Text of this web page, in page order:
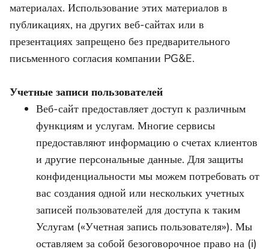
материалах. Использование этих материалов в
публикациях, на других веб-сайтах или в
презентациях запрещено без предварительного
письменного согласия компании PG&E.
Учетные записи пользователей
Веб-сайт предоставляет доступ к различным
функциям и услугам. Многие сервисы
предоставляют информацию о счетах клиентов
и другие персональные данные. Для защиты
конфиденциальности мы можем потребовать от
вас создания одной или нескольких учетных
записей пользователей для доступа к таким
Услугам («Учетная запись пользователя»). Мы
оставляем за собой безоговорочное право на (i)